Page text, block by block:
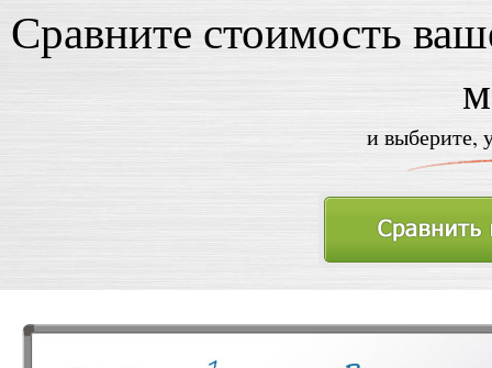
Сравните стоимость
и выберите,